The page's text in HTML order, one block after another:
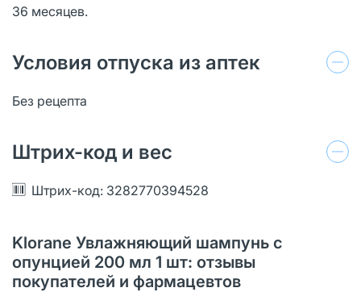
36 месяцев.
Условия отпуска из аптек
Без рецепта
Штрих-код и вес
Штрих-код: 3282770394528
Klorane Увлажняющий шампунь с
опунцией 200 мл 1 шт: отзывы
покупателей и фармацевтов